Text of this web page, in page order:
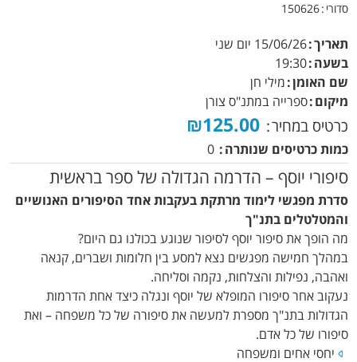
סדורי 150626
תאריך 15/06/26 יום שני
בשעה 19:30
שם האומן מילי חן
מיקום ספרייה במתנ"ס צורן
כרטיס במחיר ₪125.00
כמות כרטיסים שנותרה 0
סיפורי יוסף – הדרמה הגדולה של ספר בראשית
סדרת מפגשי לימוד מרתקת בעקבות אחד הסיפורים האנושיים
והמטלטלים בתנ"ך
מה הופך את סיפור יוסף לסיפור שנוגע בכולנו גם היום?
במהלך חמישה מפגשים נצא למסע בין חלומות ושברים, קנאה
ואהבה, נפילות והצלחות, נקמה וסליחה.
נעקוב אחר סיפורו המופלא של יוסף ונגלה כיצד אחת הדרמות
הגדולות בתנ"ך מספרת למעשה את סיפורה של כל משפחה – ואת
סיפורו של כל אדם.
יחסי אחים ומשפחה